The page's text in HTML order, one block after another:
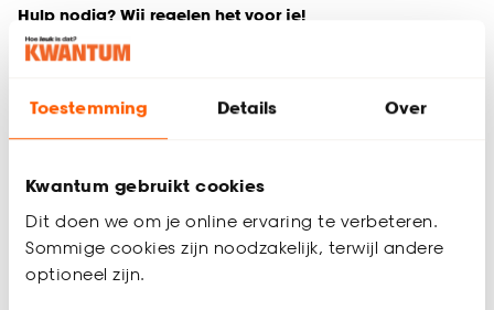
Toestemming Details Over
Kwantum gebruikt cookies
Dit doen we om je online ervaring te verbeteren.
Sommige cookies zijn noodzakelijk, terwijl andere
optioneel zijn.
Hulp nodig? Wij regelen het voor je!
Productomschrijving
interieur past? Bestel vrijblijvend één of meerdere kleurstalen
en bekijk of vergelijk eenvoudig welke gordijnstof jouw
favoriet is. Zo ben je 100% zeker van de juiste keuze. De
kleurstalen worden binnen 2 à 3 werkdagen thuisbezorgd en
passen door de brievenbus. Afmeting staal Gordijn: 13 x 26